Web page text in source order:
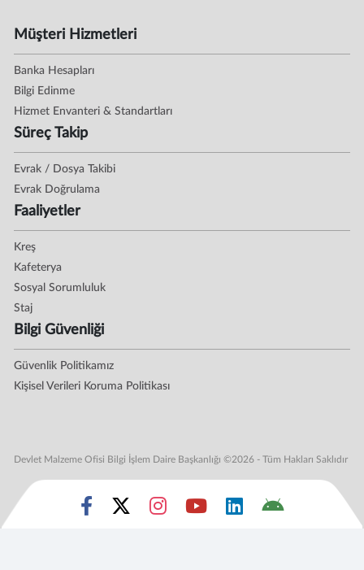
Müşteri Hizmetleri
Banka Hesapları
Bilgi Edinme
Hizmet Envanteri & Standartları
Süreç Takip
Evrak / Dosya Takibi
Evrak Doğrulama
Faaliyetler
Kreş
Kafeterya
Sosyal Sorumluluk
Staj
Bilgi Güvenliği
Güvenlik Politikamız
Kişisel Verileri Koruma Politikası
Devlet Malzeme Ofisi Bilgi İşlem Daire Başkanlığı ©2026 - Tüm Hakları Saklıdır